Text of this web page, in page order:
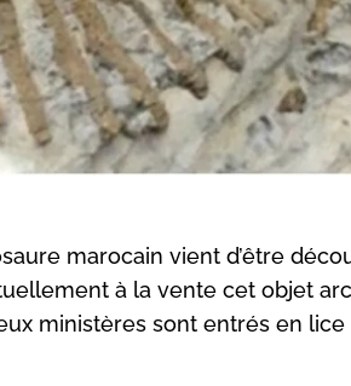
marocain vient d’être
à la vente cet objet
ministères sont entrés en